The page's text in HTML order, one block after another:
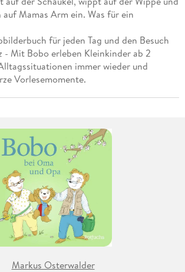
Mamas Arm ein. Was für ein
für jeden Tag und den Besuch
- Mit Bobo erleben Kleinkinder ab 2
immer wieder und
Vorlesemomente.
Markus Osterwalder